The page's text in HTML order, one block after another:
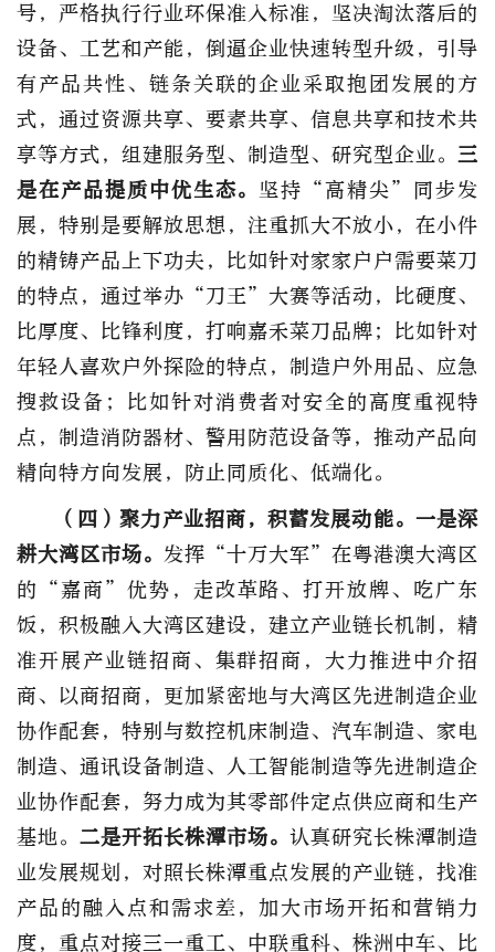
号，严格执行行业环保准入标准，坚决淘汰落后的
设备、工艺和产能，倒逼企业快速转型升级，引导
有产品共性、链条关联的企业采取抱团发展的方
式，通过资源共享、要素共享、信息共享和技术共
享等方式，组建服务型、制造型、研究型企业。 三
是在产品提质中优生态。 坚持“高精尖”同步发
展，特别是要解放思想，注重抓大不放小，在小件
的精铸产品上下功夫，比如针对家家户户需要菜刀
的特点，通过举办“刀王”大赛等活动，比硬度、
比厚度、比锋利度，打响嘉禾菜刀品牌；比如针对
年轻人喜欢户外探险的特点，制造户外用品、应急
搜救设备；比如针对消费者对安全的高度重视特
点，制造消防器材、警用防范设备等，推动产品向
精向特方向发展，防止同质化、低端化。
（四）聚力产业招商，积蓄发展动能。 一是深
耕大湾区市场。 发挥“十万大军”在粤港澳大湾区
的“嘉商”优势，走改革路、打开放牌、吃广东
饭，积极融入大湾区建设，建立产业链长机制，精
准开展产业链招商、集群招商，大力推进中介招
商、以商招商，更加紧密地与大湾区先进制造企业
协作配套，特别与数控机床制造、汽车制造、家电
制造、通讯设备制造、人工智能制造等先进制造企
业协作配套，努力成为其零部件定点供应商和生产
基地。 二是开拓长株潭市场。 认真研究长株潭制造
业发展规划，对照长株潭重点发展的产业链，找准
产品的融入点和需求差，加大市场开拓和营销力
度，重点对接三一重工、中联重科、株洲中车、比